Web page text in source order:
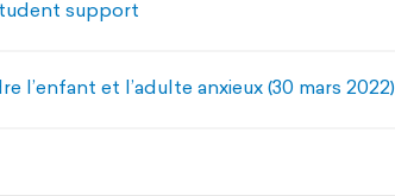
support
l’enfant et l’adulte anxieux (30 mars 2022)